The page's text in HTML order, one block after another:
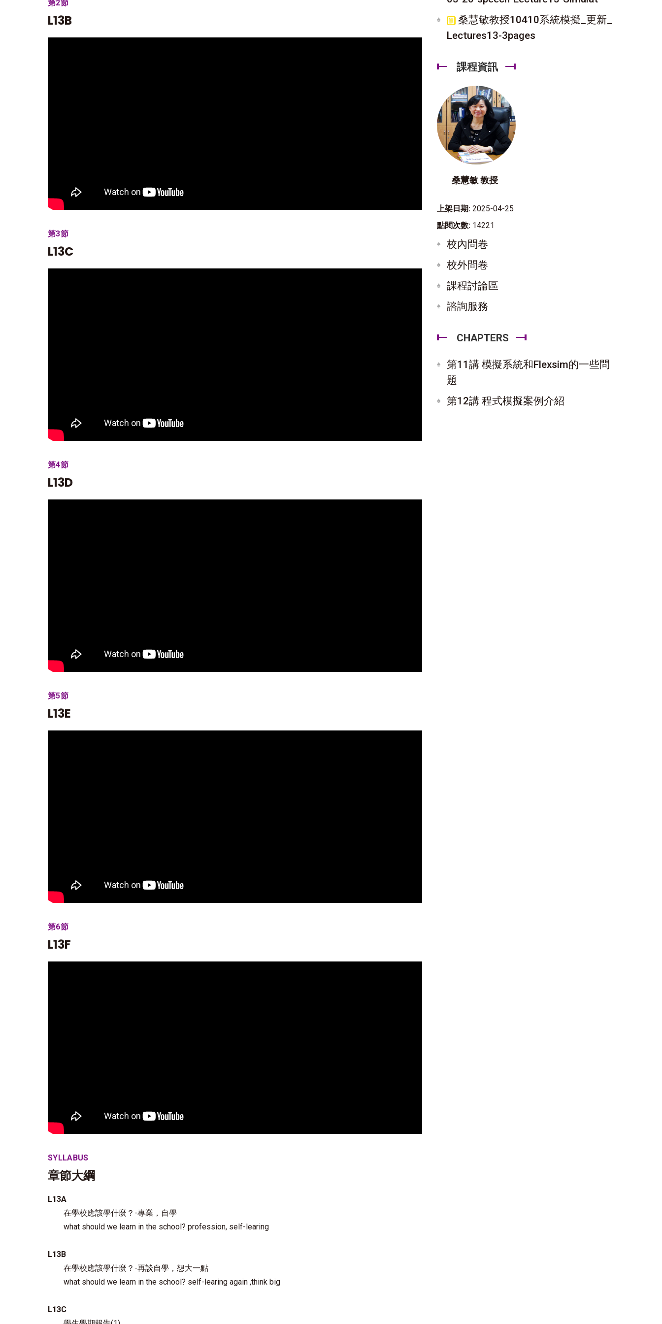
第2節
L13B
第3節
L13C
第4節
L13D
第5節
L13E
第6節
L13F
SYLLABUS
章節大綱
L13A
在學校應該學什麼？-專業，自學
what should we learn in the school? profession, self-learing
L13B
在學校應該學什麼？-再談自學，想大一點
what should we learn in the school? self-learing again ,think big
L13C
桑慧敏教授10410系統模擬_更新_
Lectures13-3pages
課程資訊
桑慧敏 教授
上架日期: 2025-04-25
點閱次數: 14221
校內問卷
校外問卷
課程討論區
諮詢服務
CHAPTERS
第11講 模擬系統和Flexsim的一些問
題
第12講 程式模擬案例介紹